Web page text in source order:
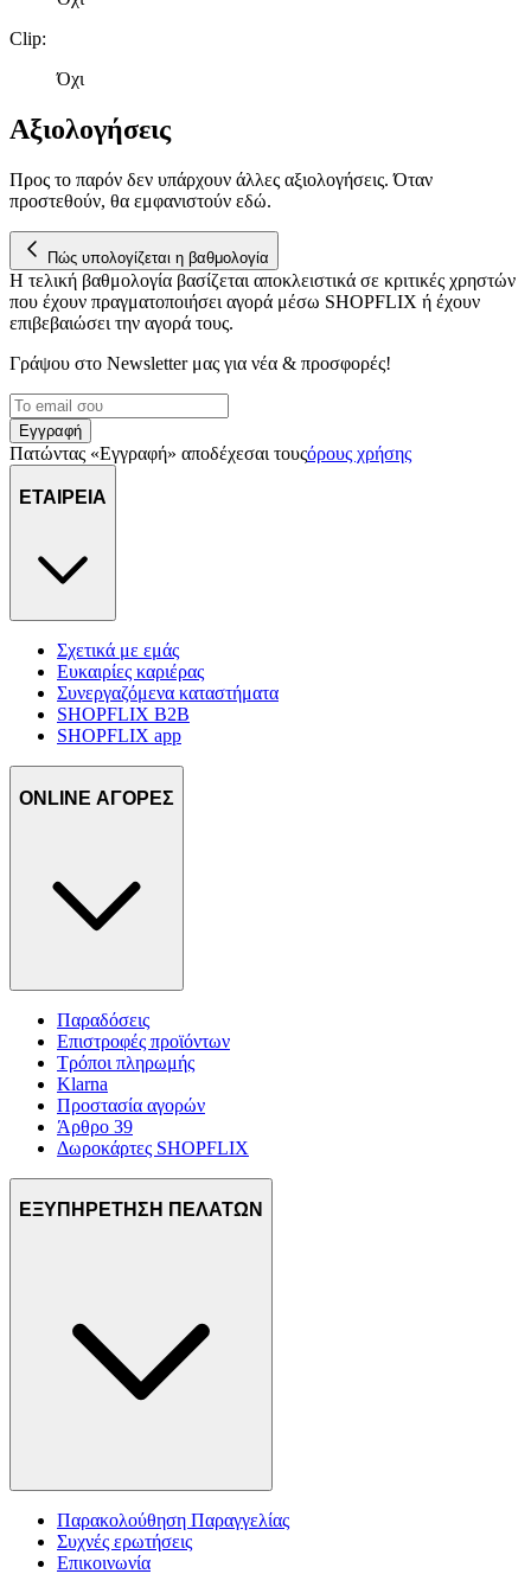
δικτύωσης, διαφημίσεων και ανάλυσης.
Clip:
Όχι
Αξιολογήσεις
Προς το παρόν δεν υπάρχουν άλλες αξιολογήσεις. Όταν
προστεθούν, θα εμφανιστούν εδώ.
Πώς υπολογίζεται η βαθμολογία
Η τελική βαθμολογία βασίζεται αποκλειστικά σε κριτικές χρηστών
που έχουν πραγματοποιήσει αγορά μέσω SHOPFLIX ή έχουν
επιβεβαιώσει την αγορά τους.
Γράψου στο Νewsletter μας για νέα & προσφορές!
Εγγραφή
Πατώντας «Εγγραφή» αποδέχεσαι τουςόρους χρήσης
ΕΤΑΙΡΕΙΑ
Σχετικά με εμάς
Ευκαιρίες καριέρας
Συνεργαζόμενα καταστήματα
SHOPFLIX B2B
SHOPFLIX app
ONLINE ΑΓΟΡΕΣ
Παραδόσεις
Επιστροφές προϊόντων
Τρόποι πληρωμής
Klarna
Προστασία αγορών
Άρθρο 39
Δωροκάρτες SHOPFLIX
ΕΞΥΠΗΡΕΤΗΣΗ ΠΕΛΑΤΩΝ
Παρακολούθηση Παραγγελίας
Συχνές ερωτήσεις
Επικοινωνία